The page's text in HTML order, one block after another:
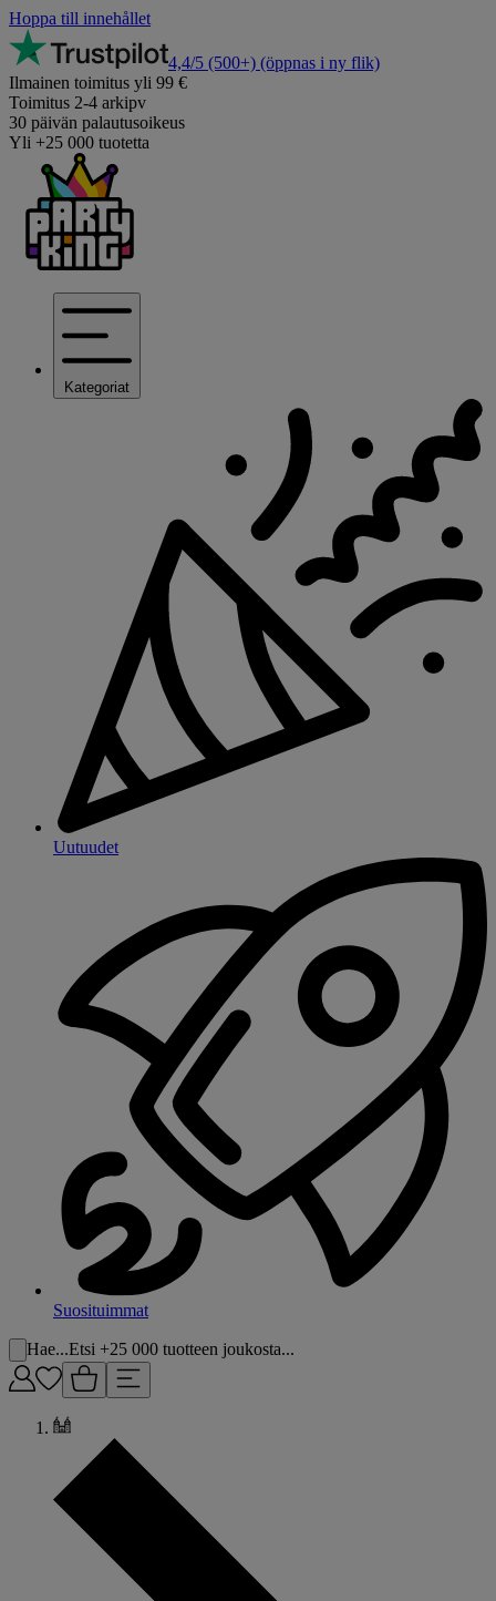
Hoppa till innehållet
4,4/5 (500+) (öppnas i ny flik)
Ilmainen toimitus yli 99 €
Toimitus 2-4 arkipv
30 päivän palautusoikeus
Yli +25 000 tuotetta
Kategoriat
Uutuudet
Suosituimmat
Hae...Etsi +25 000 tuotteen joukosta...